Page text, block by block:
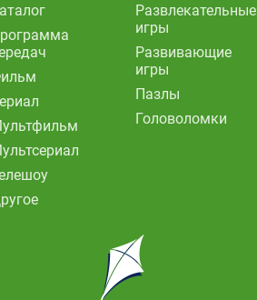
Развлекательные
игры
Развивающие
игры
Пазлы
Головоломки